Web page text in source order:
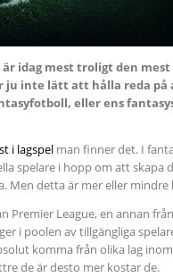
idag mest troligt den mest
ju inte lätt att hålla reda på
eller ens
i lagspel man finner det. I
spelare i hopp om att skapa
Men detta är mer eller mindre
Premier League, en annan
i poolen av tillgängliga
komma från olika lag
de är desto mer kostar de.